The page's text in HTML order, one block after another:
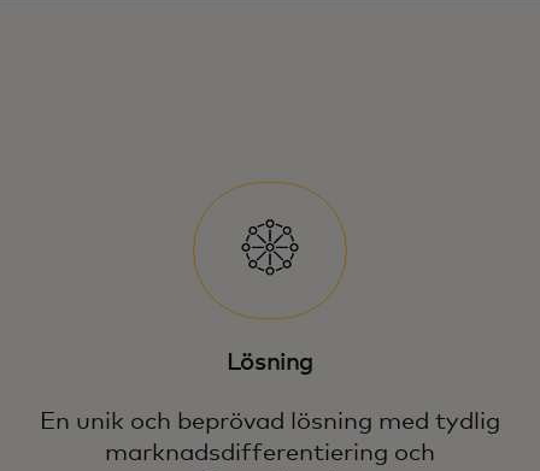
Lösning
En unik och beprövad lösning med tydlig
marknadsdifferentiering och